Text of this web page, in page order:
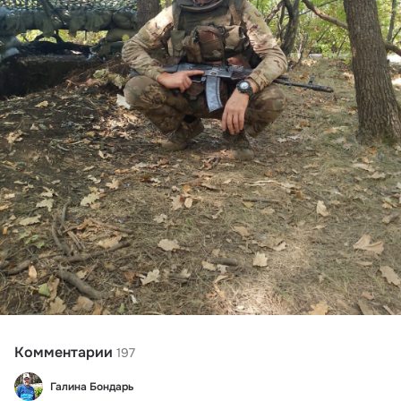
Комментарии 197
Галина Бондарь